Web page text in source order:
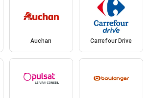
Auchan Carrefour Drive